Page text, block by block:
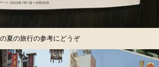
夏の旅行の参考にどうぞ